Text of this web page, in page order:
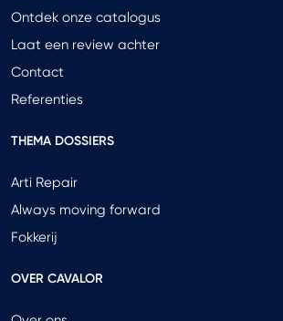
Ontdek onze catalogus
Laat een review achter
Contact
Referenties
THEMA DOSSIERS
Arti Repair
Always moving forward
Fokkerij
OVER CAVALOR